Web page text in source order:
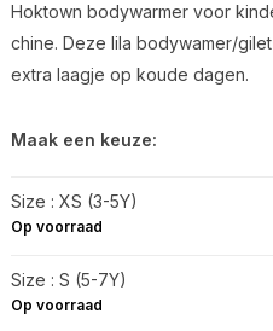
Hoktown bodywarmer voor
chine. Deze lila bodywamer/
extra laagje op koude dagen.
Maak een keuze:
Size : XS (3-5Y)
Op voorraad
Size : S (5-7Y)
Op voorraad